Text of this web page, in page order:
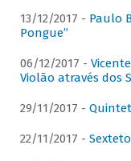
13/12/2017 - Paulo
Pongue”
06/12/2017 -
Violão através dos
29/11/2017 -
22/11/2017 -